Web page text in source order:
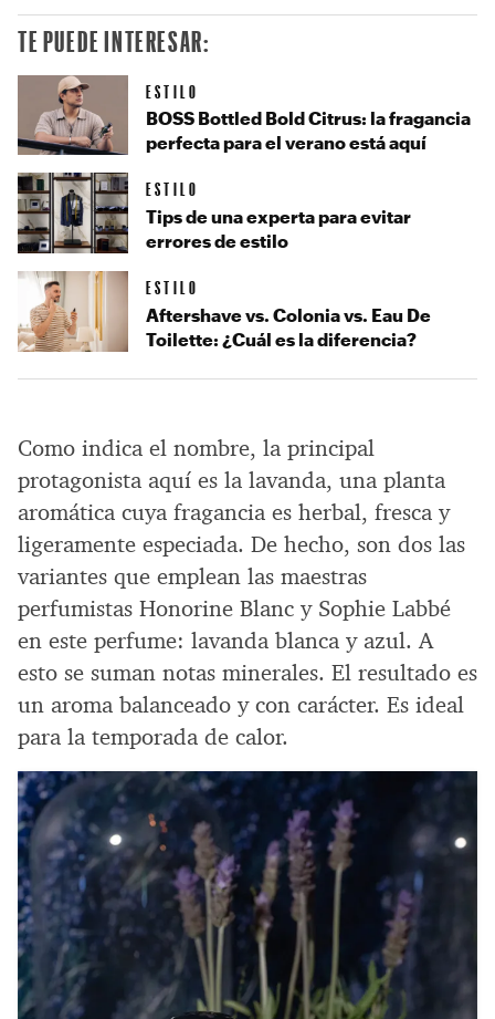
Como indica el nombre, la principal
protagonista aquí es la lavanda, una planta
aromática cuya fragancia es herbal, fresca y
ligeramente especiada. De hecho, son dos las
variantes que emplean las maestras
perfumistas Honorine Blanc y Sophie Labbé
en este perfume: lavanda blanca y azul. A
esto se suman notas minerales. El resultado es
un aroma balanceado y con carácter. Es ideal
para la temporada de calor.
TE PUEDE INTERESAR:
ESTILO
BOSS Bottled Bold Citrus: la fragancia
perfecta para el verano está aquí
ESTILO
Tips de una experta para evitar
errores de estilo
ESTILO
Aftershave vs. Colonia vs. Eau De
Toilette: ¿Cuál es la diferencia?